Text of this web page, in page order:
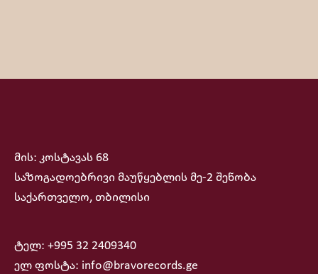
მის: კოსტავას 68
საზოგადოებრივი მაუწყებლის მე-2 შენობა
საქართველო, თბილისი
ტელ: +995 32 2409340
ელ ფოსტა: info@bravorecords.ge